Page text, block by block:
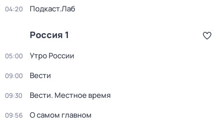
04:20 Подкаст.Лаб
Россия 1
05:00 Утро России
09:00 Вести
09:30 Вести. Местное время
09:56 О самом главном